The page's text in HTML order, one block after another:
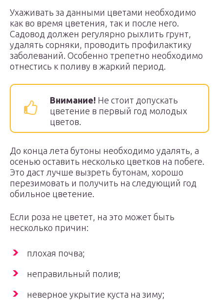
Ухаживать за данными цветами необходимо
как во время цветения, так и после него.
Садовод должен регулярно рыхлить грунт,
удалять сорняки, проводить профилактику
заболеваний. Особенно трепетно необходимо
отнестись к поливу в жаркий период.
Внимание! Не стоит допускать
цветение в первый год молодых
цветов.
До конца лета бутоны необходимо удалять, а
осенью оставить несколько цветков на побеге.
Это даст лучше вызреть бутонам, хорошо
перезимовать и получить на следующий год
обильное цветение.
Если роза не цветет, на это может быть
несколько причин:
плохая почва;
неправильный полив;
неверное укрытие куста на зиму;